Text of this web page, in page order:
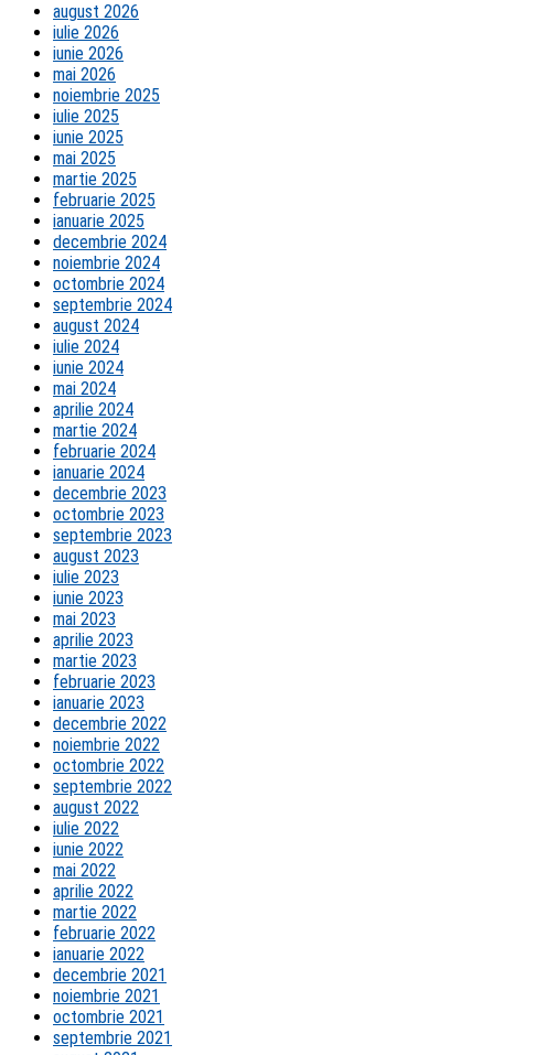
august 2026
iulie 2026
iunie 2026
mai 2026
noiembrie 2025
iulie 2025
iunie 2025
mai 2025
martie 2025
februarie 2025
ianuarie 2025
decembrie 2024
noiembrie 2024
octombrie 2024
septembrie 2024
august 2024
iulie 2024
iunie 2024
mai 2024
aprilie 2024
martie 2024
februarie 2024
ianuarie 2024
decembrie 2023
octombrie 2023
septembrie 2023
august 2023
iulie 2023
iunie 2023
mai 2023
aprilie 2023
martie 2023
februarie 2023
ianuarie 2023
decembrie 2022
noiembrie 2022
octombrie 2022
septembrie 2022
august 2022
iulie 2022
iunie 2022
mai 2022
aprilie 2022
martie 2022
februarie 2022
ianuarie 2022
decembrie 2021
noiembrie 2021
octombrie 2021
septembrie 2021